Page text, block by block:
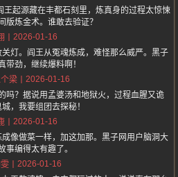
起源藏在丰都石刻里，炼真身的过程太惊悚
版炼金术。谁敢去验证？
2026-01-16
灯。阎王从冤魂炼成，难怪那么威严。黑子
带劲，继续爆料啊！
梁
2026-01-16
吗？据说用孟婆汤和地狱火，过程血腥又诡
，我要组团去探秘！
2026-01-16
像做菜一样，加这加那。黑子网用户脑洞大
事编得太有趣了。
2026-01-16